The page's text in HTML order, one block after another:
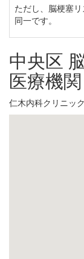
ただし、脳梗塞
同一です。
中央区
医療機関
仁木内科クリニッ